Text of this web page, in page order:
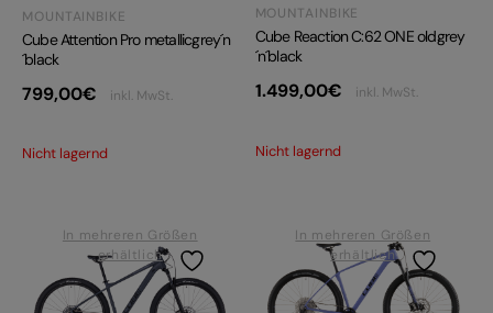
MOUNTAINBIKE
Cube Attention Pro metallicgrey´n
´black
799,00€ inkl. MwSt.
Nicht lagernd
MOUNTAINBIKE
Cube Reaction C:62 ONE oldgrey
´n´black
1.499,00€ inkl. MwSt.
Nicht lagernd
In mehreren Größen
erhältlich
In mehreren Größen
erhältlich